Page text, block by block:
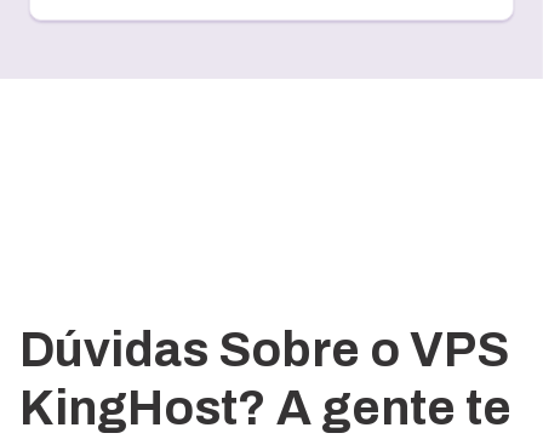
Dúvidas Sobre o VPS
KingHost? A gente te